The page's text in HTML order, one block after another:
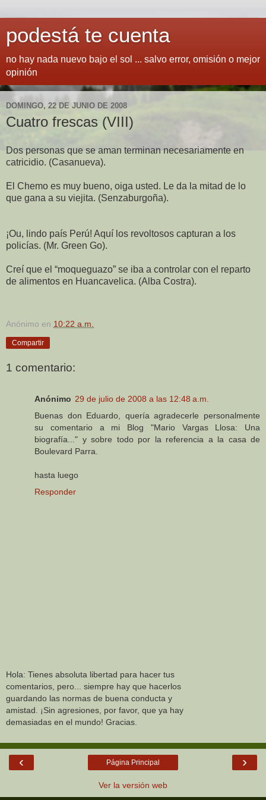
podestá te cuenta
no hay nada nuevo bajo el sol ... salvo error, omisión o mejor
opinión
DOMINGO, 22 DE JUNIO DE 2008
Cuatro frescas (VIII)
Dos personas que se aman terminan necesariamente en
catricidio. (Casanueva).
El Chemo es muy bueno, oiga usted. Le da la mitad de lo
que gana a su viejita. (Senzaburgoña).
¡Ou, lindo país Perú! Aquí los revoltosos capturan a los
policías. (Mr. Green Go).
Creí que el “moqueguazo” se iba a controlar con el reparto
de alimentos en Huancavelica. (Alba Costra).
Anónimo en 10:22 a.m.
Compartir
1 comentario:
Anónimo 29 de julio de 2008 a las 12:48 a.m.
Buenas don Eduardo, quería agradecerle personalmente
su comentario a mi Blog "Mario Vargas Llosa: Una
biografía..." y sobre todo por la referencia a la casa de
Boulevard Parra.
hasta luego
Responder
Hola: Tienes absoluta libertad para hacer tus
comentarios, pero... siempre hay que hacerlos
guardando las normas de buena conducta y
amistad. ¡Sin agresiones, por favor, que ya hay
demasiadas en el mundo! Gracias.
‹ ›
Página Principal
Ver la versión web